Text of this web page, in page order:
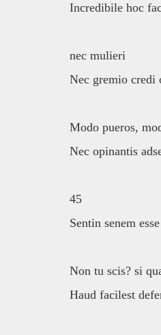
Incredibile hoc
nec mulieri
Nec gremio credi
Modo pueros,
Nec opinantis
45
Sentin senem
Non tu scis? si
Haud facilest